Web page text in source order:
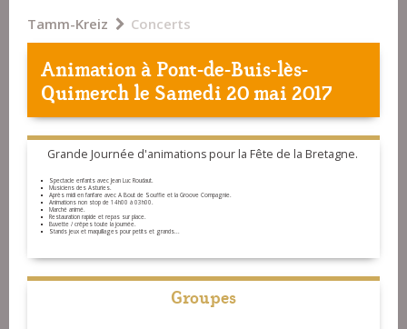
Tamm-Kreiz Concerts
Animation àPont-de-Buis-lès-
Quimerchle Samedi 20 mai 2017
Grande Journée d'animations pour la Fête de la Bretagne.
Spectacle enfants avec Jean Luc Roudaut.
Musiciens des Asturies.
Après midi en fanfare avec A Bout de Souffle et la Groove Compagnie.
Animations non stop de 14h00 à 03h00.
Marché animé.
Restauration rapide et repas sur place.
Buvette / crêpes toute la journée.
Stands jeux et maquillages pour petits et grands...
Groupes